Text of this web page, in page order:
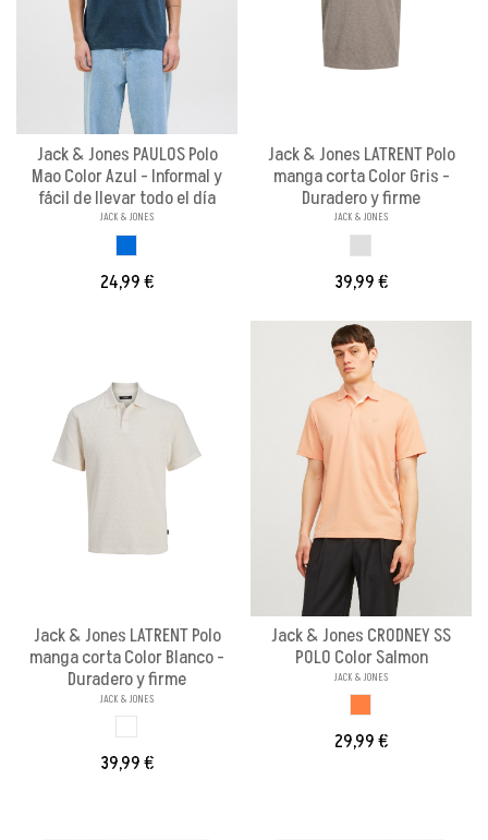
Jack & Jones PAULOS Polo
Mao Color Azul - Informal y
fácil de llevar todo el día
JACK & JONES
24,99 €
Jack & Jones LATRENT Polo
manga corta Color Gris -
Duradero y firme
JACK & JONES
39,99 €
Jack & Jones LATRENT Polo
manga corta Color Blanco -
Duradero y firme
JACK & JONES
39,99 €
Jack & Jones CRODNEY SS
POLO Color Salmon
JACK & JONES
29,99 €